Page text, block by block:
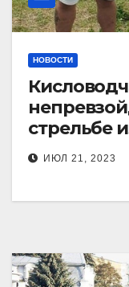
НОВОСТИ
стрельбе
ИЮЛ 21, 2023